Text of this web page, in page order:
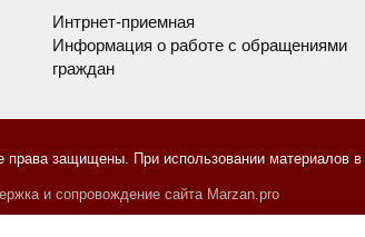
Интрнет-приемная
Информация о работе с обращениями
граждан
защищены. При использовании материалов в
и сопровождение сайта Marzan.pro